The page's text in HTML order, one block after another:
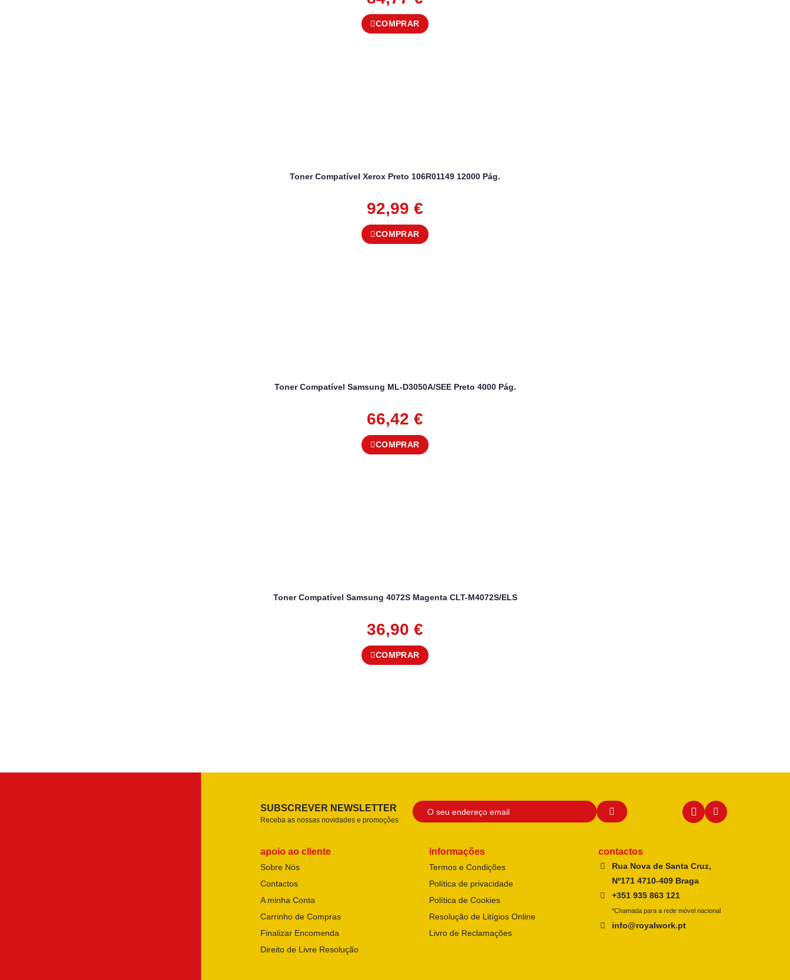
COMPRAR
Toner Compatível Xerox Preto 106R01149 12000 Pág.
92,99 €
COMPRAR
Toner Compatível Samsung ML-D3050A/SEE Preto 4000 Pág.
66,42 €
COMPRAR
Toner Compatível Samsung 4072S Magenta CLT-M4072S/ELS
36,90 €
COMPRAR
SUBSCREVER NEWSLETTER
Receba as nossas novidades e promoções
apoio ao cliente
Sobre Nós
Contactos
A minha Conta
Carrinho de Compras
Finalizar Encomenda
Direito de Livre Resolução
informações
Termos e Condições
Política de privacidade
Política de Cookies
Resolução de Litígios Online
Livro de Reclamações
contactos
Rua Nova de Santa Cruz,
Nº171 4710-409 Braga
+351 935 863 121
*Chamada para a rede móvel nacional
info@royalwork.pt